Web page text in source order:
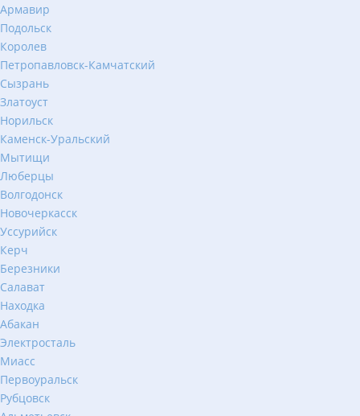
Армавир
Подольск
Королев
Петропавловск-Камчатский
Сызрань
Златоуст
Норильск
Каменск-Уральский
Мытищи
Люберцы
Волгодонск
Новочеркасск
Уссурийск
Керч
Березники
Салават
Находка
Абакан
Электросталь
Миасс
Первоуральск
Рубцовск